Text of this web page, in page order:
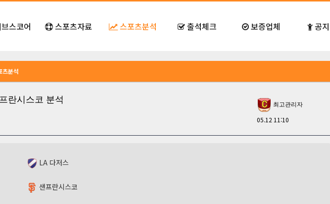
스코어 스포츠자료 스포츠분석 출석체크 보증업체 공
분석
란시스코 분석
최고관리자
05.12 11:10
LA 다저스
샌프란시스코